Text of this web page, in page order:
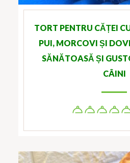
TORT PENTRU CĂȚEI
PUI, MORCOVI ȘI
SĂNĂTOASĂ ȘI
CÂINI